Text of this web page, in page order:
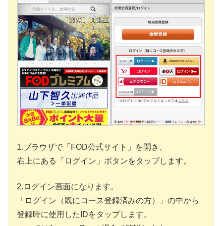
1.ブラウザで「FOD公式サイト」を開き、
右上にある「ログイン」ボタンをタップします。
2.ログイン画面になります。
「ログイン（既にコース登録済みの方）」の中から
登録時に使用したIDをタップします。